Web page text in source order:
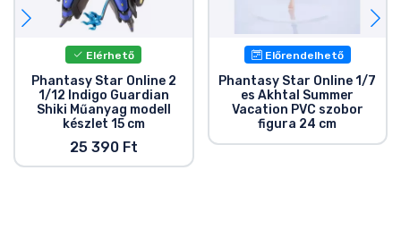
Elérhető
Phantasy Star Online 2
1/12 Indigo Guardian
Shiki Műanyag modell
készlet 15 cm
25 390 Ft
Előrendelhető
Phantasy Star Online 1/7
es Akhtal Summer
Vacation PVC szobor
figura 24 cm